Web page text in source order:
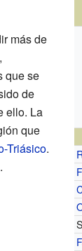
más de
que se
de
ello. La
que
Triásico.